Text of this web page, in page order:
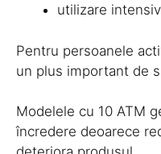
utilizare
Pentru persoanele
un plus important de
Modelele cu 10 ATM
încredere deoarece